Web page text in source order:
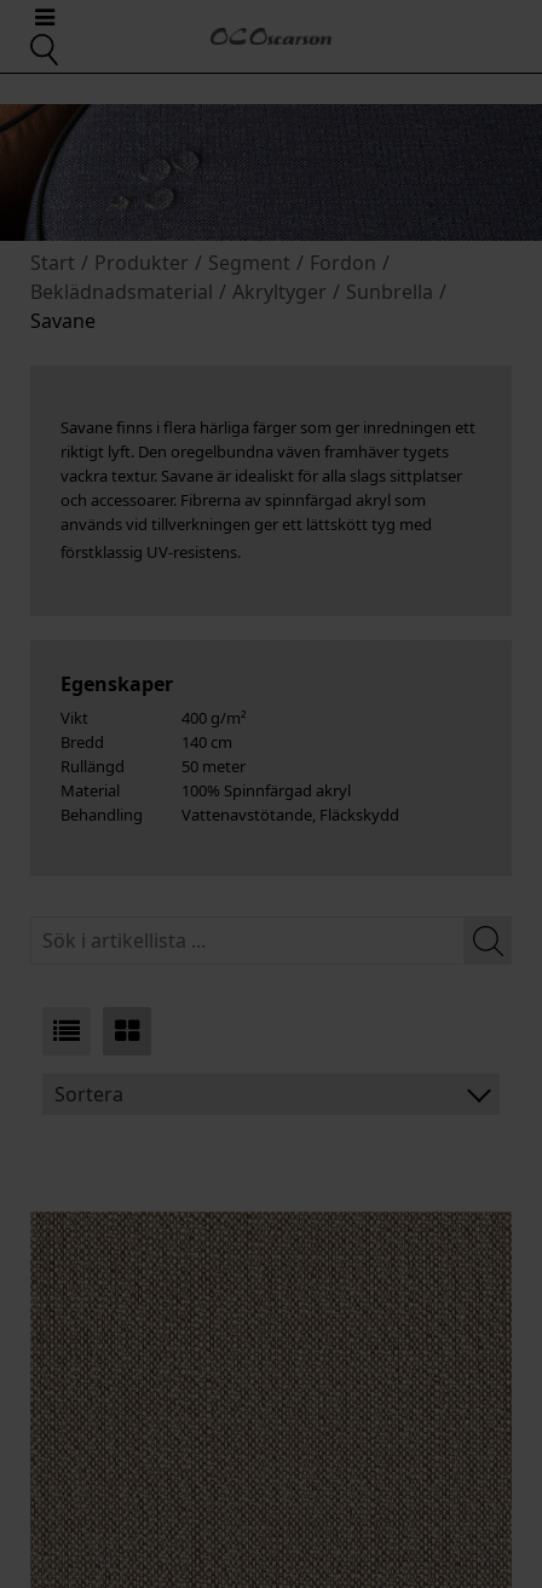
Start / Produkter / Segment / Fordon /
Beklädnadsmaterial / Akryltyger / Sunbrella /
Savane
Savane finns i flera härliga färger som ger inredningen ett
riktigt lyft. Den oregelbundna väven framhäver tygets
vackra textur. Savane är idealiskt för alla slags sittplatser
och accessoarer. Fibrerna av spinnfärgad akryl som
används vid tillverkningen ger ett lättskött tyg med
förstklassig UV-resistens.
Egenskaper
Vikt
400 g/m²
Bredd
140 cm
Rullängd
50 meter
Material
100% Spinnfärgad akryl
Behandling
Vattenavstötande, Fläckskydd
Sortera
BREDD
ARTIKELKOD: